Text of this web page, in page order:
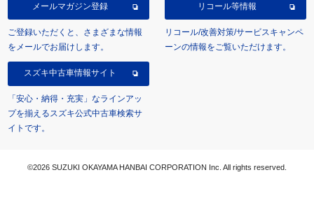
メールマガジン登録
ご登録いただくと、さまざまな情報
をメールでお届けします。
リコール等情報
リコール/改善対策/サービスキャンペ
ーンの情報をご覧いただけます。
スズキ中古車情報サイト
「安心・納得・充実」なラインアッ
プを揃えるスズキ公式中古車検索サ
イトです。
©2026 SUZUKI OKAYAMA HANBAI CORPORATION Inc. All rights reserved.